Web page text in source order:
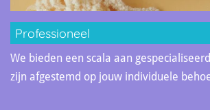
Professioneel
We bieden een scala aan
zijn afgestemd op jouw individuele